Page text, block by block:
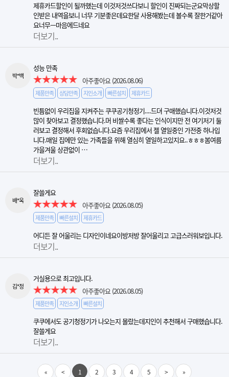
제휴카드할인이 될까했는데 이것저것쓰다보니 할인이 진짜되는군요막상할
인받은 내역을보니 너무 기분좋은데요한달 사용해봤는데 볼수록 잘한거같아
요너무ㅡ마음에드네요
더보기..
박*백
성능 만족
아주좋아요(2026.08.06)
제품만족 상담만족 지인소개 빠른설치 제휴카드
빈틈없이 우리집을 지켜주는 쿠쿠공기청정기....드뎌 구매했습니다.이것저것
많이 찾아보고 결정했습니다.머 비쌀수록 좋다는 인식이지만 전 여기저기 둘
러보고 결정해서 후회없습니다.요즘 우리집에서 젤 열일중인 가전중 하나입
니다.매일 집에만 있는 가족들을 위해 열심히 열일하고있지요..ㅎㅎㅎ봄여름
가을겨울 상관없이 …
더보기..
배*옥
잘쓸게요
아주좋아요(2026.08.05)
제품만족 빠른설치 제휴카드
어디든 잘 어울리는 디자인이네요이방저방 잘어울리고 고급스러워보입니다.
더보기..
김*정
거실용으로 최고입니다.
아주좋아요(2026.08.05)
제품만족 지인소개 빠른설치
쿠쿠에서도 공기청정기가 나오는지 몰랐는데지인이 추천해서 구매했습니다.
잘쓸게요
더보기..
« < 1 2 3 4 5 > »